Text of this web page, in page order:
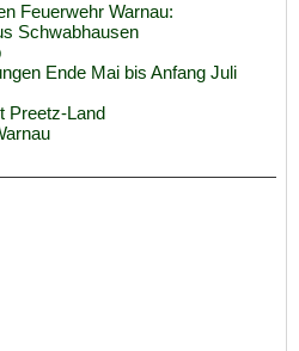
Feuerwehr Warnau:
Schwabhausen
Ende Mai bis Anfang Juli
Preetz-Land